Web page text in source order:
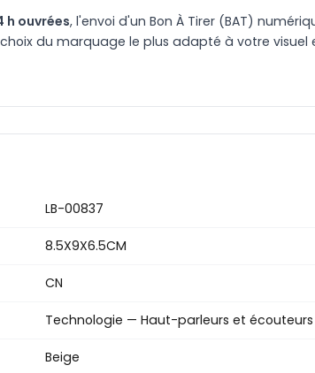
h ouvrées, l'envoi d'un Bon À Tirer (BAT)
du marquage le plus adapté à votre
LB-00837
8.5X9X6.5CM
CN
Technologie — Haut-parleurs et écouteurs
Beige